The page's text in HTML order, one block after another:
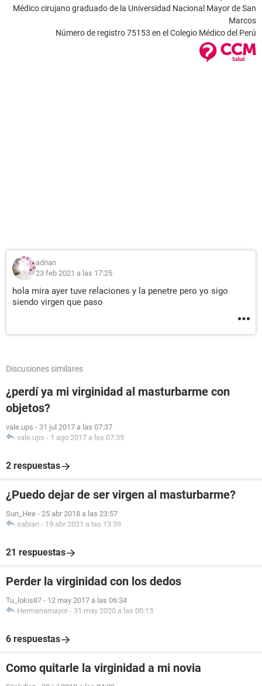
Médico cirujano graduado de la Universidad Nacional Mayor de San
Marcos
Número de registro 75153 en el Colegio Médico del Perú
adrian
23 feb 2021 a las 17:25
hola mira ayer tuve relaciones y la penetre pero yo sigo
siendo virgen que paso
Discusiones similares
¿perdí ya mi virginidad al masturbarme con
objetos?
vale.ups - 31 jul 2017 a las 07:37
vale.ups - 1 ago 2017 a las 07:35
2 respuestas
¿Puedo dejar de ser virgen al masturbarme?
Sun_Hee - 25 abr 2018 a las 23:57
sabian - 19 abr 2021 a las 13:39
21 respuestas
Perder la virginidad con los dedos
Tu_lokis87 - 12 may 2017 a las 06:34
Hermanamayor - 31 may 2020 a las 00:13
6 respuestas
Como quitarle la virginidad a mi novia